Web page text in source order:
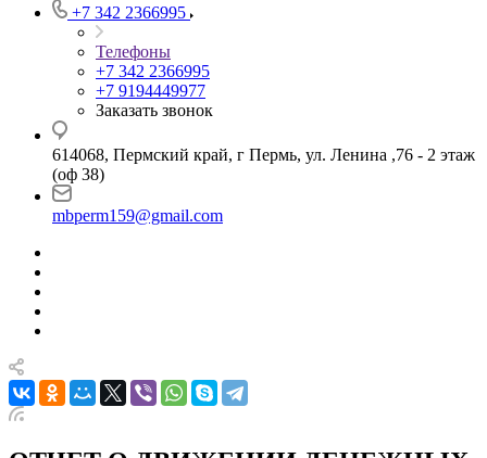
+7 342 2366995
Телефоны
+7 342 2366995
+7 9194449977
Заказать звонок
614068, Пермский край, г Пермь, ул. Ленина ,76 - 2 этаж
(оф 38)
mbperm159@gmail.com